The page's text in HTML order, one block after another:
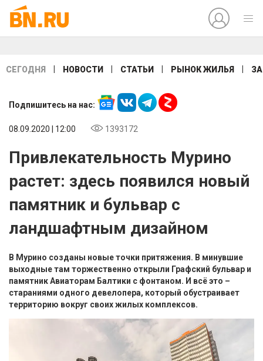
СЕГОДНЯ НОВОСТИ СТАТЬИ РЫНОК ЖИЛЬЯ
Подпишитесь на нас:
08.09.2020 | 12:00 1393172
Привлекательность Мурино
растет: здесь появился новый
памятник и бульвар с
ландшафтным дизайном
В Мурино созданы новые точки притяжения. В минувшие
выходные там торжественно открыли Графский бульвар и
памятник Авиаторам Балтики с фонтаном. И всё это –
стараниями одного девелопера, который обустраивает
территорию вокруг своих жилых комплексов.